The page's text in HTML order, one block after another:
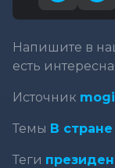
Напишите в
есть
Источник
Темы В стране
Теги